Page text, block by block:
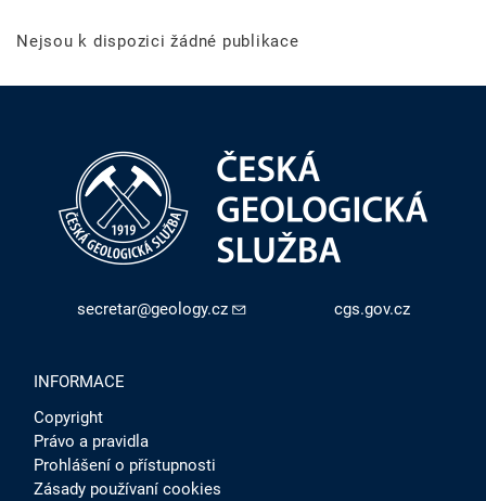
Nejsou k dispozici žádné publikace
secretar@geology.cz cgs.gov.cz
INFORMACE
Copyright
Právo a pravidla
Prohlášení o přístupnosti
Zásady používaní cookies